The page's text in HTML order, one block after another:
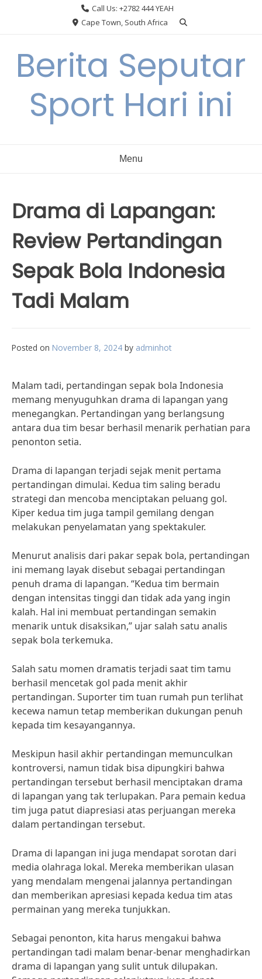
Call Us: +2782 444 YEAH
Cape Town, South Africa
Berita Seputar
Sport Hari ini
Menu
Drama di Lapangan:
Review Pertandingan
Sepak Bola Indonesia
Tadi Malam
Posted on November 8, 2024 by adminhot
Malam tadi, pertandingan sepak bola Indonesia
memang menyuguhkan drama di lapangan yang
menegangkan. Pertandingan yang berlangsung
antara dua tim besar berhasil menarik perhatian para
penonton setia.
Drama di lapangan terjadi sejak menit pertama
pertandingan dimulai. Kedua tim saling beradu
strategi dan mencoba menciptakan peluang gol.
Kiper kedua tim juga tampil gemilang dengan
melakukan penyelamatan yang spektakuler.
Menurut analisis dari pakar sepak bola, pertandingan
ini memang layak disebut sebagai pertandingan
penuh drama di lapangan. “Kedua tim bermain
dengan intensitas tinggi dan tidak ada yang ingin
kalah. Hal ini membuat pertandingan semakin
menarik untuk disaksikan,” ujar salah satu analis
sepak bola terkemuka.
Salah satu momen dramatis terjadi saat tim tamu
berhasil mencetak gol pada menit akhir
pertandingan. Suporter tim tuan rumah pun terlihat
kecewa namun tetap memberikan dukungan penuh
kepada tim kesayangannya.
Meskipun hasil akhir pertandingan memunculkan
kontroversi, namun tidak bisa dipungkiri bahwa
pertandingan tersebut berhasil menciptakan drama
di lapangan yang tak terlupakan. Para pemain kedua
tim juga patut diapresiasi atas perjuangan mereka
dalam pertandingan tersebut.
Drama di lapangan ini juga mendapat sorotan dari
media olahraga lokal. Mereka memberikan ulasan
yang mendalam mengenai jalannya pertandingan
dan memberikan apresiasi kepada kedua tim atas
permainan yang mereka tunjukkan.
Sebagai penonton, kita harus mengakui bahwa
pertandingan tadi malam benar-benar menghadirkan
drama di lapangan yang sulit untuk dilupakan.